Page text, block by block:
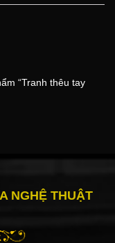
“Tranh thêu tay
NGHỆ THUẬT